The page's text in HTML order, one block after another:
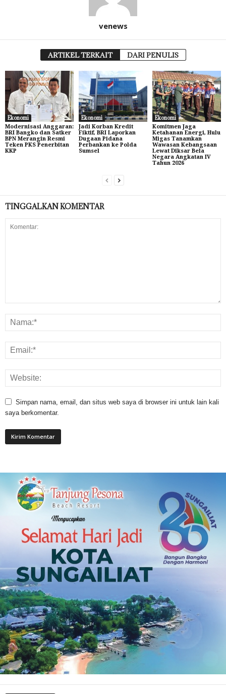
venews
ARTIKEL TERKAIT DARI PENULIS
Ekonomi
Modernisasi Anggaran:
BRI Bangko dan Satker
BPN Merangin Resmi
Teken PKS Penerbitan
KKP
Ekonomi
Jadi Korban Kredit
Fiktif, BRI Laporkan
Dugaan Pidana
Perbankan ke Polda
Sumsel
Ekonomi
Komitmen Jaga
Ketahanan Energi, Hulu
Migas Tanamkan
Wawasan Kebangsaan
Lewat Diksar Bela
Negara Angkatan IV
Tahun 2026
TINGGALKAN KOMENTAR
Simpan nama, email, dan situs web saya di browser ini untuk lain kali
saya berkomentar.